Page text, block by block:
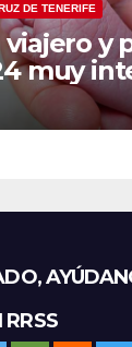
DE TENERIFE
y
muy
RRSS